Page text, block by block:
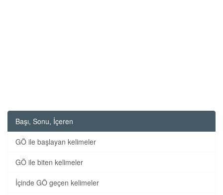
Başı, Sonu, İçeren
GÖ ile başlayan kelimeler
GÖ ile biten kelimeler
İçinde GÖ geçen kelimeler